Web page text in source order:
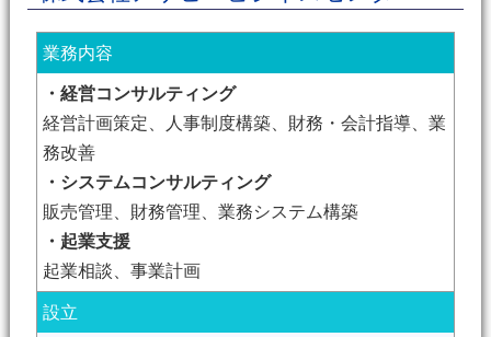
業務内容
・経営コンサルティング
経営計画策定、人事制度構築、財務・会計指導、業
務改善
・システムコンサルティング
販売管理、財務管理、業務システム構築
・起業支援
起業相談、事業計画
設立